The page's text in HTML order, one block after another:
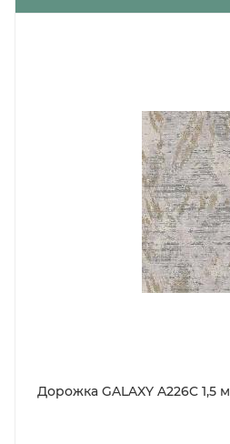
Дорожка GALAXY A226C 1,5 м